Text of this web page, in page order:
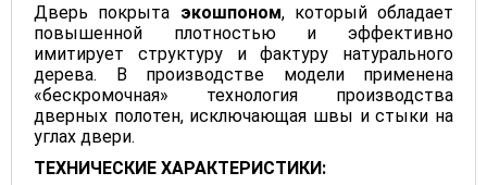
Дверь покрыта экошпоном, который обладает
повышенной плотностью и эффективно
имитирует структуру и фактуру натурального
дерева. В производстве модели применена
«бескромочная» технология производства
дверных полотен, исключающая швы и стыки на
углах двери.
ТЕХНИЧЕСКИЕ ХАРАКТЕРИСТИКИ: